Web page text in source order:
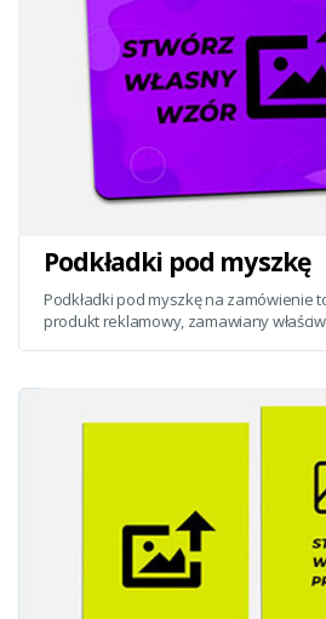
Podkładki pod myszkę
Podkładki pod myszkę na zamówienie
produkt reklamowy, zamawiany właściwie przez każdą branżę -